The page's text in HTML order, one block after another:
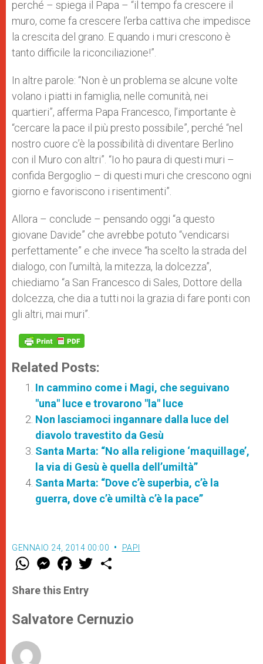
perché – spiega il Papa – “il tempo fa crescere il
muro, come fa crescere l’erba cattiva che impedisce
la crescita del grano. E quando i muri crescono è
tanto difficile la riconciliazione!”.
In altre parole: “Non è un problema se alcune volte
volano i piatti in famiglia, nelle comunità, nei
quartieri”, afferma Papa Francesco, l’importante è
“cercare la pace il più presto possibile”, perché “nel
nostro cuore c’è la possibilità di diventare Berlino
con il Muro con altri”. “Io ho paura di questi muri –
confida Bergoglio – di questi muri che crescono ogni
giorno e favoriscono i risentimenti”.
Allora – conclude – pensando oggi “a questo
giovane Davide” che avrebbe potuto “vendicarsi
perfettamente” e che invece “ha scelto la strada del
dialogo, con l’umiltà, la mitezza, la dolcezza”,
chiediamo “a San Francesco di Sales, Dottore della
dolcezza, che dia a tutti noi la grazia di fare ponti con
gli altri, mai muri”.
Related Posts:
In cammino come i Magi, che seguivano
"una" luce e trovarono "la" luce
Non lasciamoci ingannare dalla luce del
diavolo travestito da Gesù
Santa Marta: “No alla religione ‘maquillage’,
la via di Gesù è quella dell’umiltà”
Santa Marta: “Dove c’è superbia, c’è la
guerra, dove c’è umiltà c’è la pace”
GENNAIO 24, 2014 00:00 PAPI
W
t
s
p
p
M
e
s
e
g
e
F
a
e
b
o
k
w
r
Share this Entry
Salvatore Cernuzio